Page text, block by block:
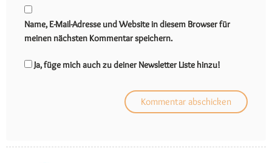
Name, E-Mail-Adresse und Website in diesem Browser für
meinen nächsten Kommentar speichern.
Ja, füge mich auch zu deiner Newsletter Liste hinzu!